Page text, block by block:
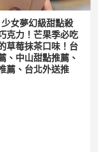
女夢幻級甜點殺
克力！芒果季必吃
草莓抹茶口味！台
、中山甜點推薦、
薦、台北外送推